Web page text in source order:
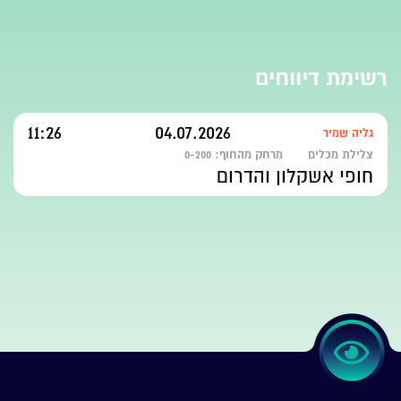
רשימת דיווחים
גליה שמיר 04.07.2026
11:26
צלילת מכלים מרחק מהחוף: 0-200
חופי אשקלון והדרום